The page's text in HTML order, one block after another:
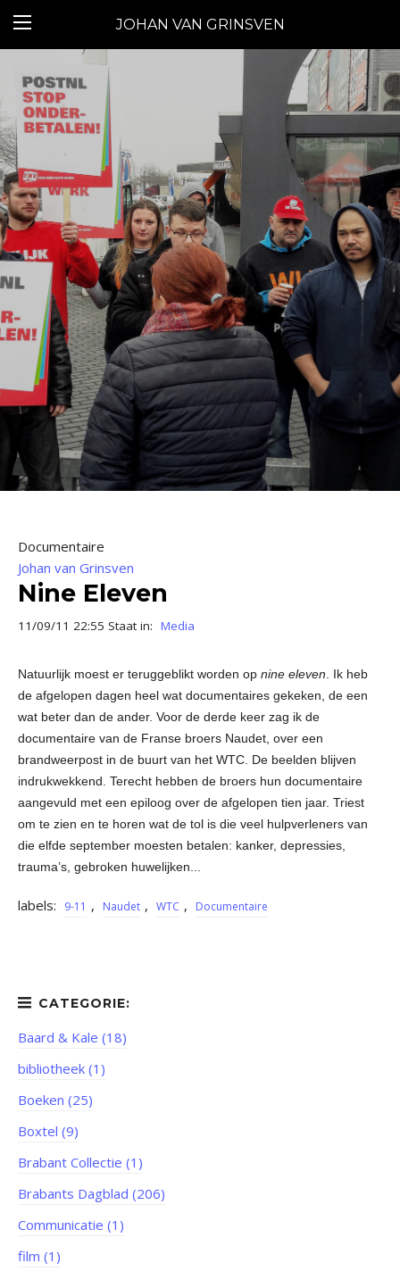
JOHAN VAN GRINSVEN
Documentaire
Johan van Grinsven
Nine Eleven
11/09/11 22:55 Staat in: Media
Natuurlijk moest er teruggeblikt worden op nine eleven. Ik heb
de afgelopen dagen heel wat documentaires gekeken, de een
wat beter dan de ander. Voor de derde keer zag ik de
documentaire van de Franse broers Naudet, over een
brandweerpost in de buurt van het WTC. De beelden blijven
indrukwekkend. Terecht hebben de broers hun documentaire
aangevuld met een epiloog over de afgelopen tien jaar. Triest
om te zien en te horen wat de tol is die veel hulpverleners van
die elfde september moesten betalen: kanker, depressies,
trauma’s, gebroken huwelijken...
labels: 9-11 , Naudet , WTC , Documentaire
Baard & Kale (18)
bibliotheek (1)
Boeken (25)
Boxtel (9)
Brabant Collectie (1)
Brabants Dagblad (206)
Communicatie (1)
film (1)